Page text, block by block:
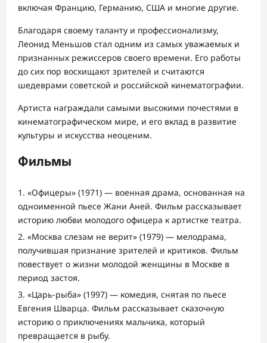
включая Францию, Германию, США и многие другие.
Благодаря своему таланту и профессионализму,
Леонид Меньшов стал одним из самых уважаемых и
признанных режиссеров своего времени. Его работы
до сих пор восхищают зрителей и считаются
шедеврами советской и российской кинематографии.
Артиста награждали самыми высокими почестями в
кинематографическом мире, и его вклад в развитие
культуры и искусства неоценим.
Фильмы
«Офицеры» (1971) — военная драма, основанная на
одноименной пьесе Жани Аней. Фильм рассказывает
историю любви молодого офицера к артистке театра.
«Москва слезам не верит» (1979) — мелодрама,
получившая признание зрителей и критиков. Фильм
повествует о жизни молодой женщины в Москве в
период застоя.
«Царь-рыба» (1997) — комедия, снятая по пьесе
Евгения Шварца. Фильм рассказывает сказочную
историю о приключениях мальчика, который
превращается в рыбу.